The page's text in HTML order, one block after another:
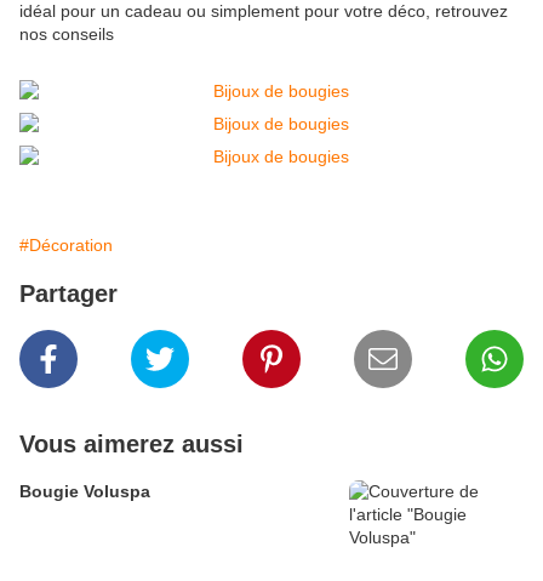
idéal pour un cadeau ou simplement pour votre déco, retrouvez
nos conseils
#Décoration
Partager
Vous aimerez aussi
Bougie Voluspa